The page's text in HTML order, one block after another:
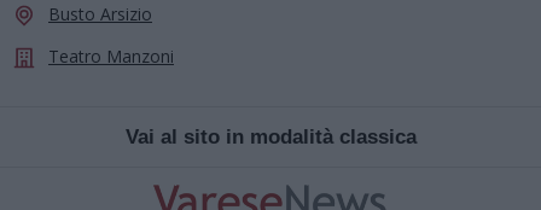
Busto Arsizio
Teatro Manzoni
Vai al sito in modalità classica